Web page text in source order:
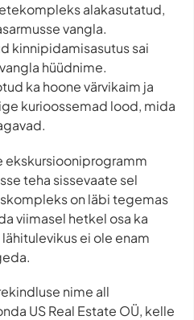
alakasutatud,
vangla.
kinnipidamisasutus sai
hüüdnime.
ka hoone värvikaim ja
kurioossemad lood, mida
ekskursiooniprogramm
teha sissevaate sel
on läbi tegemas
viimasel hetkel osa ka
ei ole enam
nime all
US Real Estate OÜ, kelle